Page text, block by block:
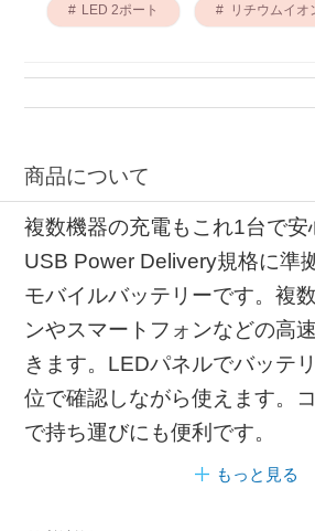
LED 2ポート リチウムイオ
商品について
複数機器の充電もこれ1台で
USB Power Delivery規格に準
モバイルバッテリーです。複
ンやスマートフォンなどの高
きます。LEDパネルでバッテ
位で確認しながら使えます。
で持ち運びにも便利です。
もっと見る